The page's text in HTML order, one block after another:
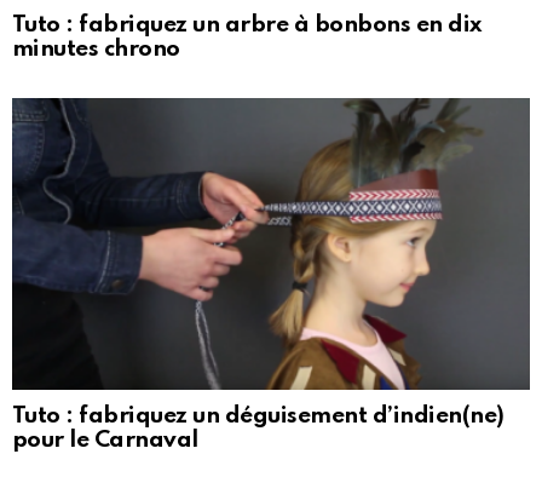
Tuto : fabriquez un arbre à bonbons en dix
minutes chrono
Tuto : fabriquez un déguisement d’indien(ne)
pour le Carnaval